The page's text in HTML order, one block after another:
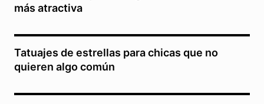
más atractiva
Tatuajes de estrellas para chicas que no
quieren algo común